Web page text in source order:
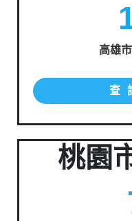
高雄
查
桃園